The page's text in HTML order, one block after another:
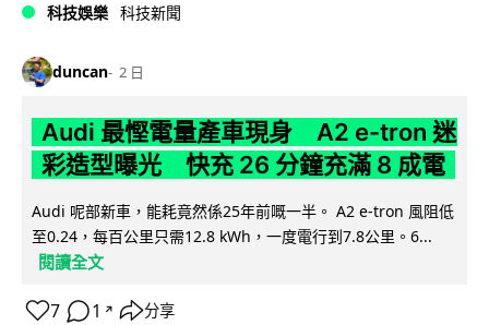
科技娛樂 科技新聞
duncan 2 日
Audi 最慳電量產車現身 A2 e-tron 迷
彩造型曝光 快充 26 分鐘充滿 8 成電
Audi 呢部新車，能耗竟然係25年前嘅一半。 A2 e-tron 風阻低
至0.24，每百公里只需12.8 kWh，一度電行到7.8公里。6...
閱讀全文
7 1 ↗ 分享